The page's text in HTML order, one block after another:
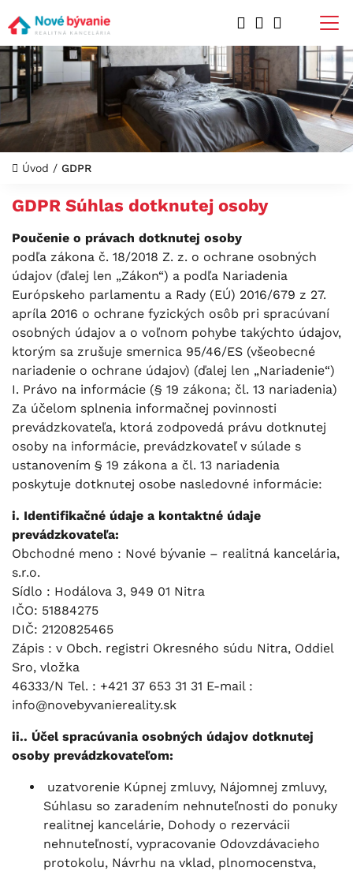
Úvod / GDPR
GDPR Súhlas dotknutej osoby
Poučenie o právach dotknutej osoby
podľa zákona č. 18/2018 Z. z. o ochrane osobných
údajov (ďalej len „Zákon“) a podľa Nariadenia
Európskeho parlamentu a Rady (EÚ) 2016/679 z 27.
apríla 2016 o ochrane fyzických osôb pri spracúvaní
osobných údajov a o voľnom pohybe takýchto údajov,
ktorým sa zrušuje smernica 95/46/ES (všeobecné
nariadenie o ochrane údajov) (ďalej len „Nariadenie“)
I. Právo na informácie (§ 19 zákona; čl. 13 nariadenia)
Za účelom splnenia informačnej povinnosti
prevádzkovateľa, ktorá zodpovedá právu dotknutej
osoby na informácie, prevádzkovateľ v súlade s
ustanovením § 19 zákona a čl. 13 nariadenia
poskytuje dotknutej osobe nasledovné informácie:
i. Identifikačné údaje a kontaktné údaje
prevádzkovateľa:
Obchodné meno : Nové bývanie – realitná kancelária,
s.r.o.
Sídlo : Hodálova 3, 949 01 Nitra
IČO: 51884275
DIČ: 2120825465
Zápis : v Obch. registri Okresného súdu Nitra, Oddiel
Sro, vložka
46333/N Tel. : +421 37 653 31 31 E-mail :
info@novebyvaniereality.sk
ii.. Účel spracúvania osobných údajov dotknutej
osoby prevádzkovateľom:
uzatvorenie Kúpnej zmluvy, Nájomnej zmluvy,
Súhlasu so zaradením nehnuteľnosti do ponuky
realitnej kancelárie, Dohody o rezervácii
nehnuteľností, vypracovanie Odovzdávacieho
protokolu, Návrhu na vklad, plnomocenstva,